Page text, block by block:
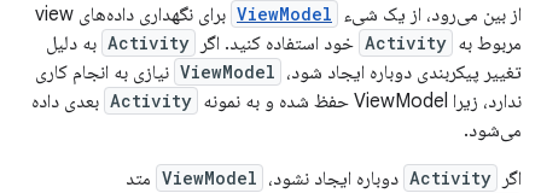
از بین می‌رود، از یک شیء
ViewModel
برای نگهداری داده‌های view
مربوط به Activity خود استفاده کنید. اگر Activity به دلیل
تغییر پیکربندی دوباره ایجاد شود، ViewModel نیازی به انجام کاری
ندارد، زیرا ViewModel حفظ شده و به نمونه
Activity بعدی داده
می‌شود.
اگر
Activity دوباره ایجاد نشود، ViewModel متد